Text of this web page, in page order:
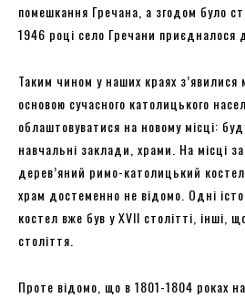
помешкання Гречана, а згодом було
1946 році село Гречани приєдналося
Таким чином у наших краях з’явилися
основою сучасного католицького
облаштовуватися на новому місці:
навчальні заклади, храми. На місці
дерев’яний римо-католицький
храм достеменно не відомо. Одні
костел вже був у XVII столітті, інші,
століття.
Проте відомо, що в 1801-1804 роках